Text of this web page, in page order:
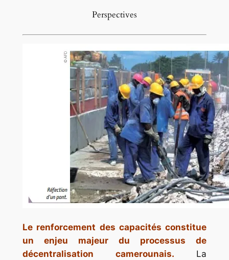
Perspectives
Le renforcement des capacités constitue
un enjeu majeur du processus de
décentralisation camerounais. La